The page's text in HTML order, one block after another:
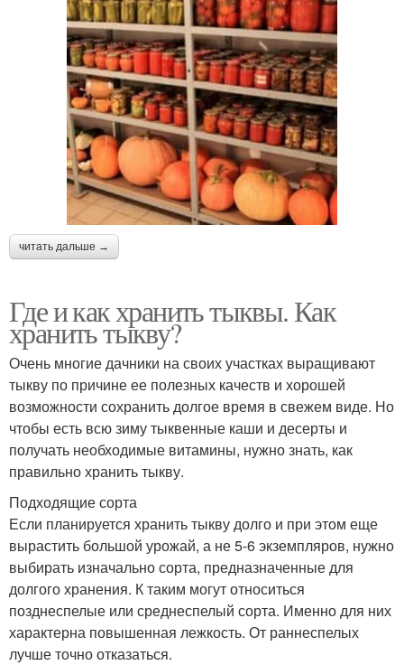
читать дальше →
Где и как хранить тыквы. Как
хранить тыкву?
Очень многие дачники на своих участках выращивают
тыкву по причине ее полезных качеств и хорошей
возможности сохранить долгое время в свежем виде. Но
чтобы есть всю зиму тыквенные каши и десерты и
получать необходимые витамины, нужно знать, как
правильно хранить тыкву.
Подходящие сорта
Если планируется хранить тыкву долго и при этом еще
вырастить большой урожай, а не 5-6 экземпляров, нужно
выбирать изначально сорта, предназначенные для
долгого хранения. К таким могут относиться
позднеспелые или среднеспелый сорта. Именно для них
характерна повышенная лежкость. От раннеспелых
лучше точно отказаться.